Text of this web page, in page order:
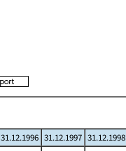
31.12.1996 31.12.1997 31.12.1998